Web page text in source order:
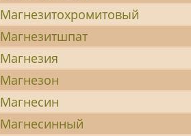
Магнезитохромитовый
Магнезитшпат
Магнезия
Магнезон
Магнесин
Магнесинный